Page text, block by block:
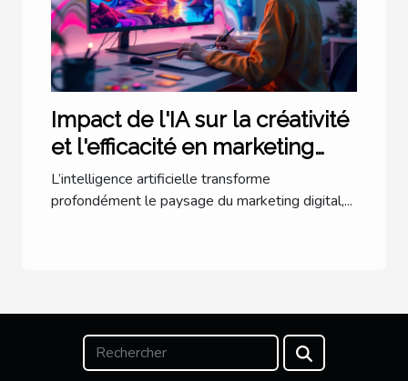
Impact de l'IA sur la créativité
et l'efficacité en marketing
digital
L’intelligence artificielle transforme
profondément le paysage du marketing digital,...